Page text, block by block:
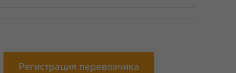
Регистрация перевозчика